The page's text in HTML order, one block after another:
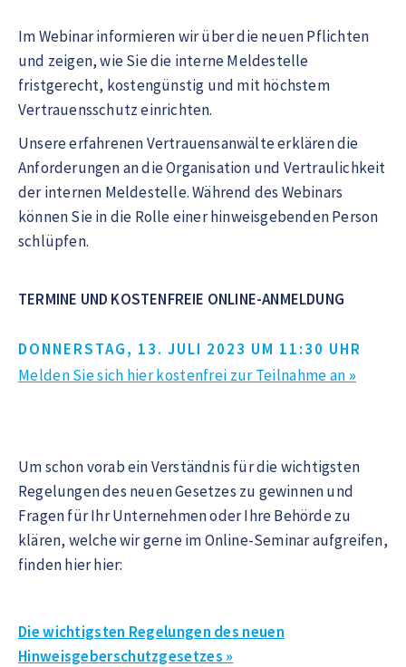
Im Webinar informieren wir über die neuen Pflichten
und zeigen, wie Sie die interne Meldestelle
fristgerecht, kostengünstig und mit höchstem
Vertrauensschutz einrichten.
Unsere erfahrenen Vertrauensanwälte erklären die
Anforderungen an die Organisation und Vertraulichkeit
der internen Meldestelle. Während des Webinars
können Sie in die Rolle einer hinweisgebenden Person
schlüpfen.
TERMINE UND KOSTENFREIE ONLINE-ANMELDUNG
DONNERSTAG, 13. JULI 2023 UM 11:30 UHR
Melden Sie sich hier kostenfrei zur Teilnahme an »
Um schon vorab ein Verständnis für die wichtigsten
Regelungen des neuen Gesetzes zu gewinnen und
Fragen für Ihr Unternehmen oder Ihre Behörde zu
klären, welche wir gerne im Online-Seminar aufgreifen,
finden hier hier:
Die wichtigsten Regelungen des neuen
Hinweisgeberschutzgesetzes »